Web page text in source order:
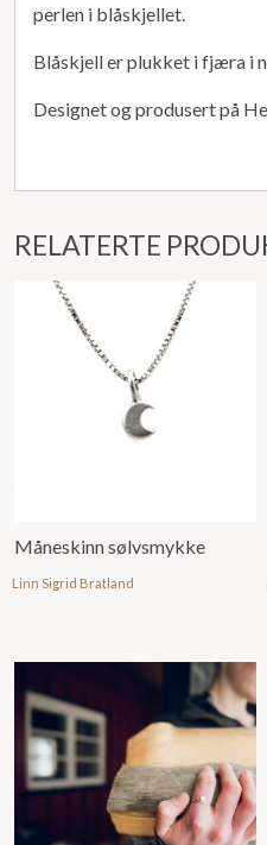
perlen i blåskjellet.
Blåskjell er plukket i fjæra i
Designet og produsert på
RELATERTE
Måneskinn sølvsmykke
Linn Sigrid Bratland